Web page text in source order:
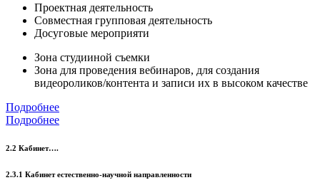
Проектная деятельность
Совместная групповая деятельность
Досуговые мероприяти
Зона студииной съемки
Зона для проведения вебинаров, для создания
видеороликов/контента и записи их в высоком качестве
Подробнее
Подробнее
2.2 Кабинет….
2.3.1 Кабинет естественно-научной направленности